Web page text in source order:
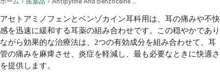
アセトアミノフェンとベンゾカイン耳科用は、耳の痛みや不快
感を迅速に緩和する耳薬の組み合わせです。この穏やかであり
ながら効果的な治療法は、2つの有効成分を組み合わせて、耳
管の痛みを麻痺させ、炎症を軽減し、最も必要なときに快適さ
を提供します。